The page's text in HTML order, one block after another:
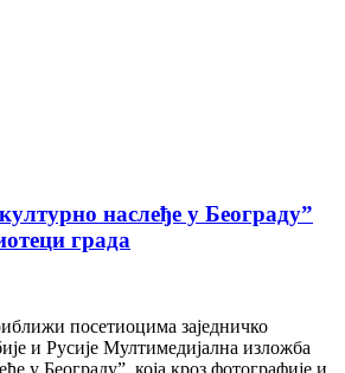
наслеђе у Београду”
града
посетиоцима заједничко
и Русије Мултимедијална изложба
у Београду”, која кроз фотографије и